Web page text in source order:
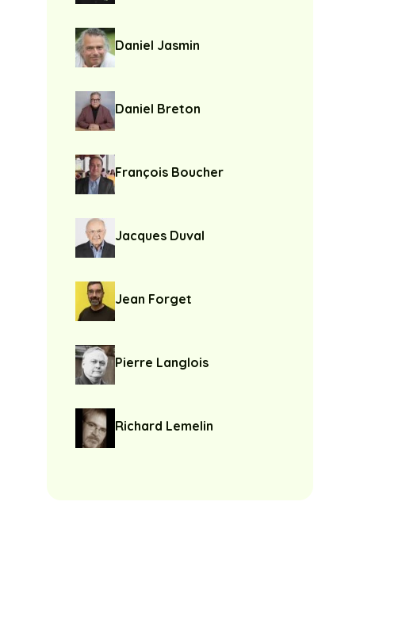
Daniel Jasmin
Daniel Breton
François Boucher
Jacques Duval
Jean Forget
Pierre Langlois
Richard Lemelin